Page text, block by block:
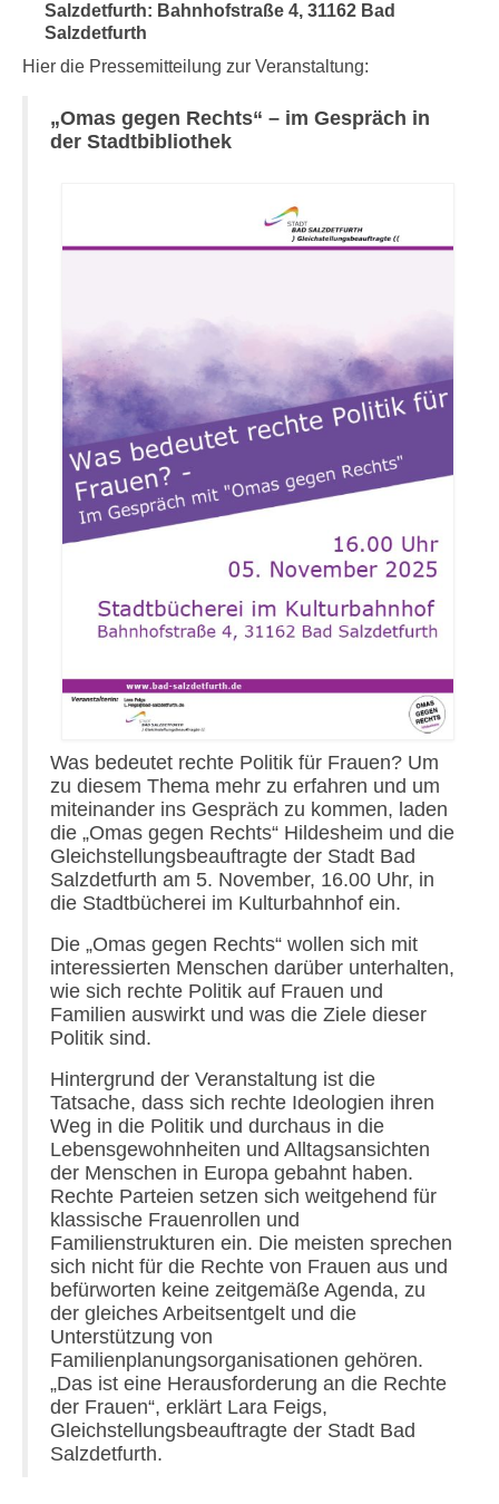
Salzdetfurth: Bahnhofstraße 4, 31162 Bad
Salzdetfurth
Hier die Pressemitteilung zur Veranstaltung:
„Omas gegen Rechts“ – im Gespräch in
der Stadtbibliothek
Was bedeutet rechte Politik für Frauen? Um
zu diesem Thema mehr zu erfahren und um
miteinander ins Gespräch zu kommen, laden
die „Omas gegen Rechts“ Hildesheim und die
Gleichstellungsbeauftragte der Stadt Bad
Salzdetfurth am 5. November, 16.00 Uhr, in
die Stadtbücherei im Kulturbahnhof ein.
Die „Omas gegen Rechts“ wollen sich mit
interessierten Menschen darüber unterhalten,
wie sich rechte Politik auf Frauen und
Familien auswirkt und was die Ziele dieser
Politik sind.
Hintergrund der Veranstaltung ist die
Tatsache, dass sich rechte Ideologien ihren
Weg in die Politik und durchaus in die
Lebensgewohnheiten und Alltagsansichten
der Menschen in Europa gebahnt haben.
Rechte Parteien setzen sich weitgehend für
klassische Frauenrollen und
Familienstrukturen ein. Die meisten sprechen
sich nicht für die Rechte von Frauen aus und
befürworten keine zeitgemäße Agenda, zu
der gleiches Arbeitsentgelt und die
Unterstützung von
Familienplanungsorganisationen gehören.
„Das ist eine Herausforderung an die Rechte
der Frauen“, erklärt Lara Feigs,
Gleichstellungsbeauftragte der Stadt Bad
Salzdetfurth.